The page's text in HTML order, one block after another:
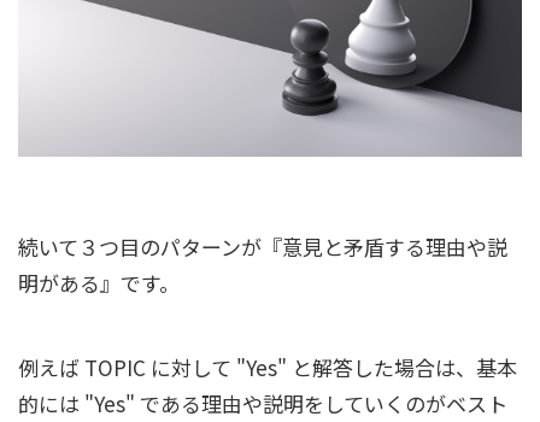
続いて３つ目のパターンが『意見と矛盾する理由や説
明がある』です。
例えば TOPIC に対して "Yes" と解答した場合は、基本
的には "Yes" である理由や説明をしていくのがベスト